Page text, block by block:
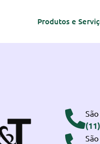
Produtos e